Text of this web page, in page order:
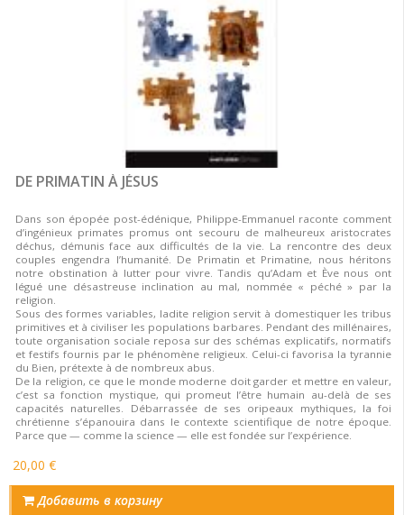
DE PRIMATIN À JÉSUS
Dans son épopée post-édénique, Philippe-Emmanuel raconte comment
d’ingénieux primates promus ont secouru de malheureux aristocrates
déchus, démunis face aux difficultés de la vie. La rencontre des deux
couples engendra l’humanité. De Primatin et Primatine, nous héritons
notre obstination à lutter pour vivre. Tandis qu’Adam et Ève nous ont
légué une désastreuse inclination au mal, nommée « péché » par la
religion.
Sous des formes variables, ladite religion servit à domestiquer les tribus
primitives et à civiliser les populations barbares. Pendant des millénaires,
toute organisation sociale reposa sur des schémas explicatifs, normatifs
et festifs fournis par le phénomène religieux. Celui-ci favorisa la tyrannie
du Bien, prétexte à de nombreux abus.
De la religion, ce que le monde moderne doit garder et mettre en valeur,
c’est sa fonction mystique, qui promeut l’être humain au-delà de ses
capacités naturelles. Débarrassée de ses oripeaux mythiques, la foi
chrétienne s’épanouira dans le contexte scientifique de notre époque.
Parce que — comme la science — elle est fondée sur l’expérience.
20,00 €
Добавить в корзину